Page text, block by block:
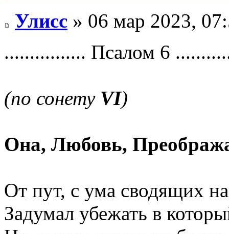
Улисс » 06 мар 2023,
................ Псалом 6
(по сонетуVI)
Она, Любовь,
От пут, с ума сводящих
Задумал убежать в